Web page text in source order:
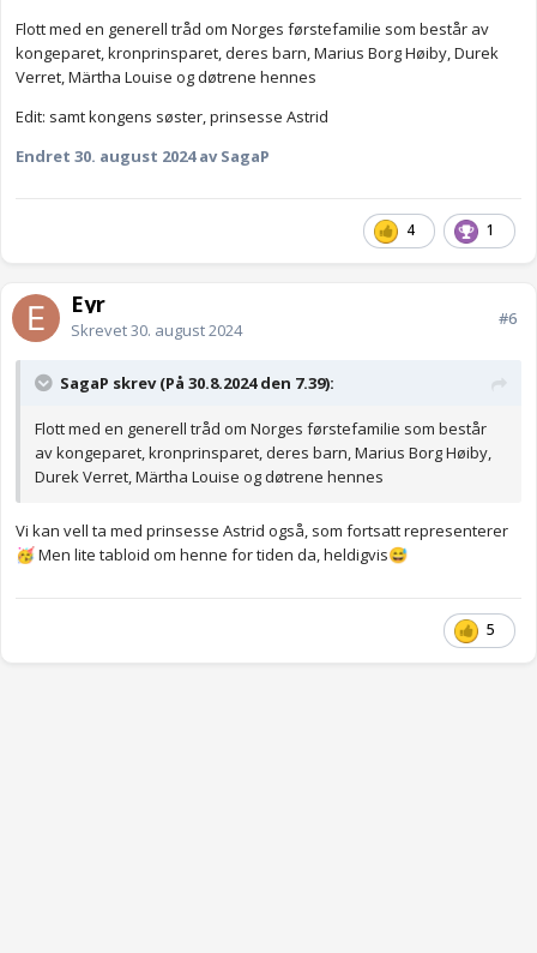
Flott med en generell tråd om Norges førstefamilie som består av
kongeparet, kronprinsparet, deres barn, Marius Borg Høiby, Durek
Verret, Märtha Louise og døtrene hennes
Edit: samt kongens søster, prinsesse Astrid
Endret 30. august 2024av SagaP
4 1
Eyr
Skrevet30. august 2024
#6
SagaP skrev (På 30.8.2024 den 7.39):
Flott med en generell tråd om Norges førstefamilie som består
av kongeparet, kronprinsparet, deres barn, Marius Borg Høiby,
Durek Verret, Märtha Louise og døtrene hennes
Vi kan vell ta med prinsesse Astrid også, som fortsatt representerer
🥳 Men lite tabloid om henne for tiden da, heldigvis😅
5